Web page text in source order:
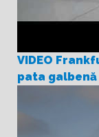
VIDEO
pata